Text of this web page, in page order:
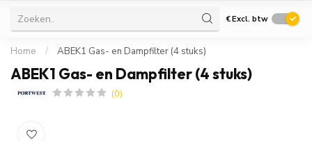
€Excl. btw
Home / ABEK1 Gas- en Dampfilter (4 stuks)
ABEK1 Gas- en Dampfilter (4 stuks)
(0)